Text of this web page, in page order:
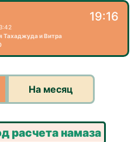
Тахаджуда и Витра
19:16
На месяц
расчета намаза